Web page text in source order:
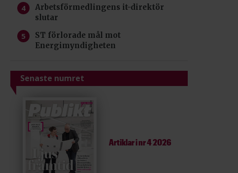
Arbetsförmedlingens it-direktör
slutar
ST förlorade mål mot
Energimyndigheten
Senaste numret
Artiklar inr 4 2026